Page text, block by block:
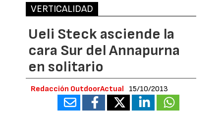
VERTICALIDAD
Ueli Steck asciende la
cara Sur del Annapurna
en solitario
Redacción OutdoorActual 15/10/2013